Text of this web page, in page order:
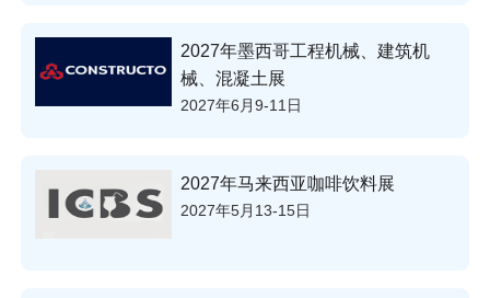
2027年墨西哥工程机械、建筑机
械、混凝土展
2027年6月9-11日
2027年马来西亚咖啡饮料展
2027年5月13-15日